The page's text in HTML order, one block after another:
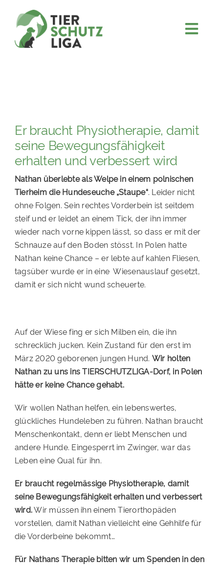
content
FÖRDERN & VERERBEN
KOOPERATIONEN
TIERHEIMTIERE
TIERHEIME
PATENSCHAFTEN
RATGEBER
Er braucht Physiotherapie, damit
seine Bewegungsfähigkeit
erhalten und verbessert wird
Nathan überlebte als Welpe in einem polnischen
Tierheim die Hundeseuche „Staupe“. Leider nicht
ohne Folgen. Sein rechtes Vorderbein ist seitdem
steif und er leidet an einem Tick, der ihn immer
wieder nach vorne kippen lässt, so dass er mit der
Schnauze auf den Boden stösst. In Polen hatte
Nathan keine Chance – er lebte auf kahlen Fliesen,
tagsüber wurde er in eine Wiesenauslauf gesetzt,
damit er sich nicht wund scheuerte.
Auf der Wiese fing er sich Milben ein, die ihn
schrecklich jucken. Kein Zustand für den erst im
März 2020 geborenen jungen Hund. Wir holten
Nathan zu uns ins TIERSCHUTZLIGA-Dorf, in Polen
hätte er keine Chance gehabt.
Wir wollen Nathan helfen, ein lebenswertes,
glückliches Hundeleben zu führen. Nathan braucht
Menschenkontakt, denn er liebt Menschen und
andere Hunde. Eingesperrt im Zwinger, war das
Leben eine Qual für ihn.
Er braucht regelmässige Physiotherapie, damit
seine Bewegungsfähigkeit erhalten und verbessert
wird.Wir müssen ihn einem Tierorthopäden
vorstellen, damit Nathan vielleicht eine Gehhilfe für
die Vorderbeine bekommt…
Für Nathans Therapie bitten wir um Spenden in den